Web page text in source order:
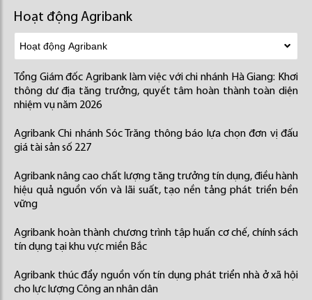
Hoạt động Agribank
Tổng Giám đốc Agribank làm việc với chi nhánh Hà Giang: Khơi
thông dư địa tăng trưởng, quyết tâm hoàn thành toàn diện
nhiệm vụ năm 2026
Agribank Chi nhánh Sóc Trăng thông báo lựa chọn đơn vị đấu
giá tài sản số 227
Agribank nâng cao chất lượng tăng trưởng tín dụng, điều hành
hiệu quả nguồn vốn và lãi suất, tạo nền tảng phát triển bền
vững
Agribank hoàn thành chương trình tập huấn cơ chế, chính sách
tín dụng tại khu vực miền Bắc
Agribank thúc đẩy nguồn vốn tín dụng phát triển nhà ở xã hội
cho lực lượng Công an nhân dân